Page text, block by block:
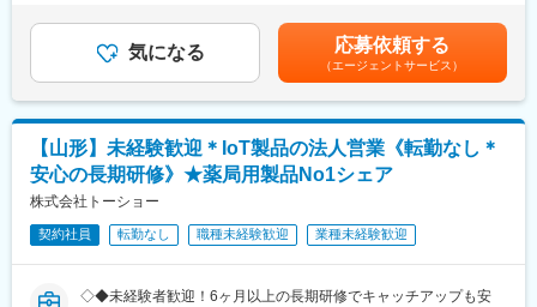
顧客からいかにシェアを獲得するか試行錯誤する面白さがありま
す。
変更の範囲：会社の定める業務
【業務内容】
同社のフィールドエンジニアとして主力製品である「全自動調剤
分包機」や「リアルタイム薬品管理装置」といった調剤IoT機器の
【業務詳細】
（1）メンテナンス契約を締結していただいているお客様に定期的
に伺って機械の状態を確認調整する業務
（2）メンテナンス契約の有無に関わらず全ての機械トラブルに対
する緊急対応
（3）新しい機械を導入する際の導入設置作業
（4）メンテナンスに関する書類作成（保守契約更新、修理履歴・
機器状態報告書など）
＞※給与詳細は、年齢・スキルを考慮し決定します。■昇給：年1
回■賞与：年2回年収420万円／30歳 経験5年年収500万円／32歳
経験7年賃金はあくまでも目安の金額であり、選考を通じて上下す
る可能性があります。月給(月額)は固定手当を含めた表記です。
気になる 応募依頼する
（エージェントサービス）
【山形】未経験歓迎＊IoT製品の法人営業《転勤なし＊
安心の長期研修》★薬局用製品No1シェア
株式会社トーショー
契約社員 転勤なし 職種未経験歓迎 業種未経験歓迎
◇◆未経験者歓迎！6ヶ月以上の長期研修でキャッチアップも安